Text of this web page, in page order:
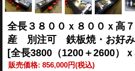
全長３８００ｘ８００ｘ高
産 別注可 鉄板焼・お好み
[全長3800（1200＋2600）
販売価格: 856,000円(税込)